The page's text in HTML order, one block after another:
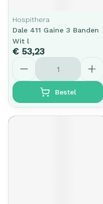
Hospithera
Dale 411 Gaine 3 Banden
Wit l
€ 53,23
Aantal
Bestel